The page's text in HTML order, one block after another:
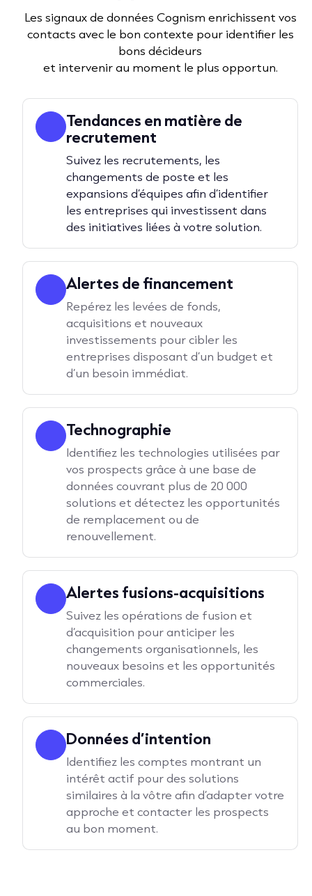
Les signaux de données Cognism enrichissent vos
contacts avec le bon contexte pour identifier les
bons décideurs
et intervenir au moment le plus opportun.
Tendances en matière de
recrutement
Suivez les recrutements, les
changements de poste et les
expansions d’équipes afin d’identifier
les entreprises qui investissent dans
des initiatives liées à votre solution.
Alertes de financement
Repérez les levées de fonds,
acquisitions et nouveaux
investissements pour cibler les
entreprises disposant d’un budget et
d’un besoin immédiat.
Technographie
Identifiez les technologies utilisées par
vos prospects grâce à une base de
données couvrant plus de 20 000
solutions et détectez les opportunités
de remplacement ou de
renouvellement.
Alertes fusions-acquisitions
Suivez les opérations de fusion et
d’acquisition pour anticiper les
changements organisationnels, les
nouveaux besoins et les opportunités
commerciales.
Données d’intention
Identifiez les comptes montrant un
intérêt actif pour des solutions
similaires à la vôtre afin d’adapter votre
approche et contacter les prospects
au bon moment.